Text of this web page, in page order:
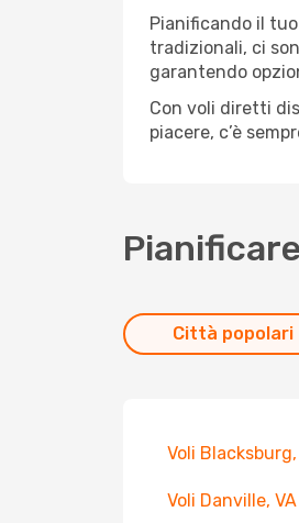
Pianificando il
tradizionali, ci
garantendo
Con voli diretti
piacere, c’è
Città popolari
Voli Blacksburg,
Voli Danville, VA